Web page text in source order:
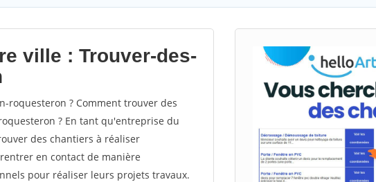
ville : Trouver-des-
roquesteron ? Comment trouver des
? En tant qu'entreprise du
des chantiers à réaliser
en contact de manière
pour réaliser leurs projets travaux.